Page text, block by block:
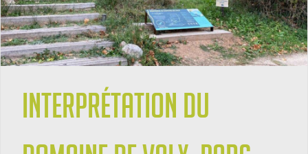
Interprétation du